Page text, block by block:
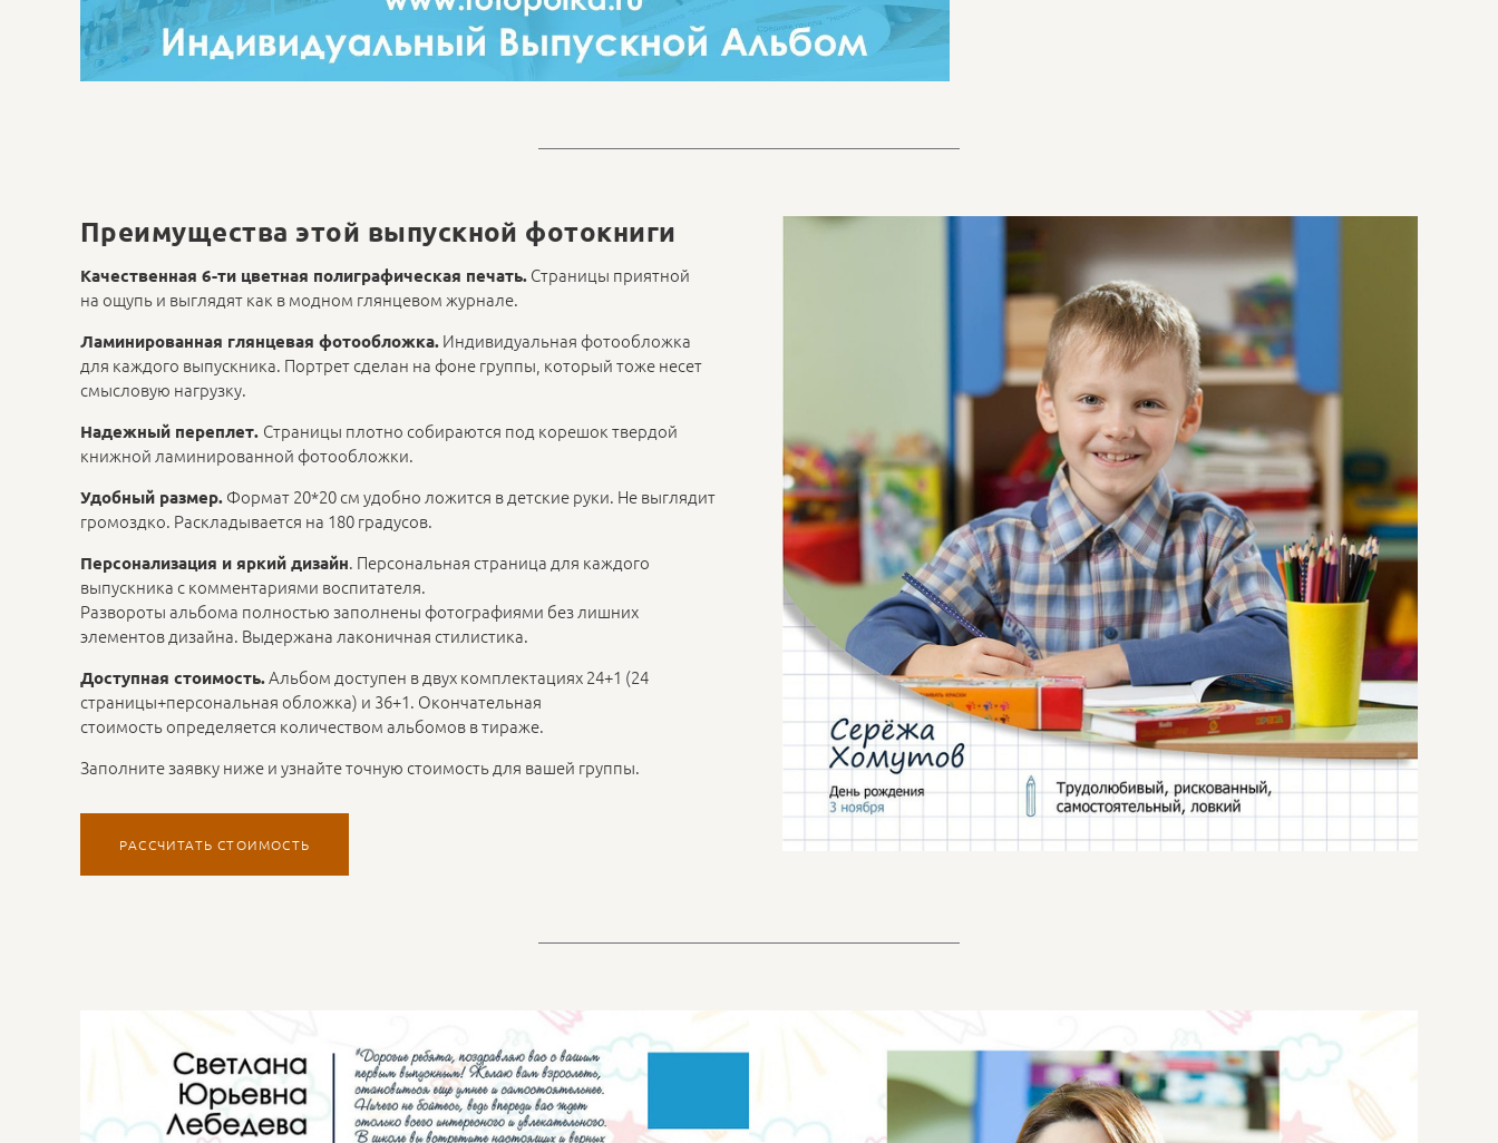
Преимущества этой выпускной фотокниги
Качественная 6-ти цветная полиграфическая печать. Страницы приятной
на ощупь и выглядят как в модном глянцевом журнале.
Ламинированная глянцевая фотообложка. Индивидуальная фотообложка
для каждого выпускника. Портрет сделан на фоне группы, который тоже несет
смысловую нагрузку.
Надежный переплет. Страницы плотно собираются под корешок твердой
книжной ламинированной фотообложки.
Удобный размер. Формат 20*20 см удобно ложится в детские руки. Не выглядит
громоздко. Раскладывается на 180 градусов.
Персонализация и яркий дизайн. Персональная страница для каждого
выпускника с комментариями воспитателя.
Развороты альбома полностью заполнены фотографиями без лишних
элементов дизайна. Выдержана лаконичная стилистика.
Доступная стоимость.Альбом доступен в двух комплектациях 24+1 (24
страницы+персональная обложка) и 36+1. Окончательная
стоимость определяется количеством альбомов в тираже.
Заполните заявку ниже и узнайте точную стоимость для вашей группы.
РАССЧИТАТЬ СТОИМОСТЬ